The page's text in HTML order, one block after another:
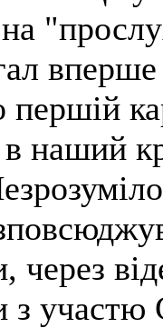
першій
наший
з участю